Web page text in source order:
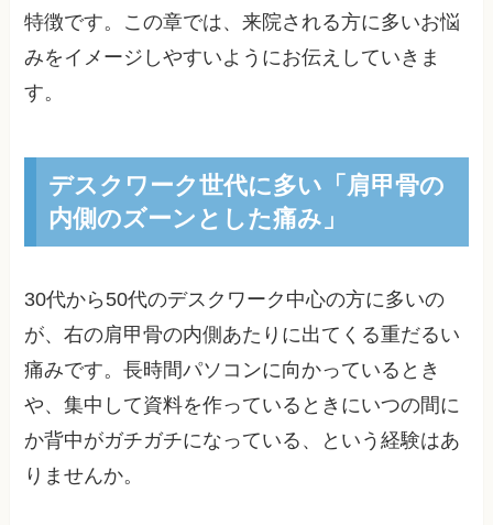
特徴です。この章では、来院される方に多いお悩
みをイメージしやすいようにお伝えしていきま
す。
デスクワーク世代に多い「肩甲骨の
内側のズーンとした痛み」
30代から50代のデスクワーク中心の方に多いの
が、右の肩甲骨の内側あたりに出てくる重だるい
痛みです。長時間パソコンに向かっているとき
や、集中して資料を作っているときにいつの間に
か背中がガチガチになっている、という経験はあ
りませんか。